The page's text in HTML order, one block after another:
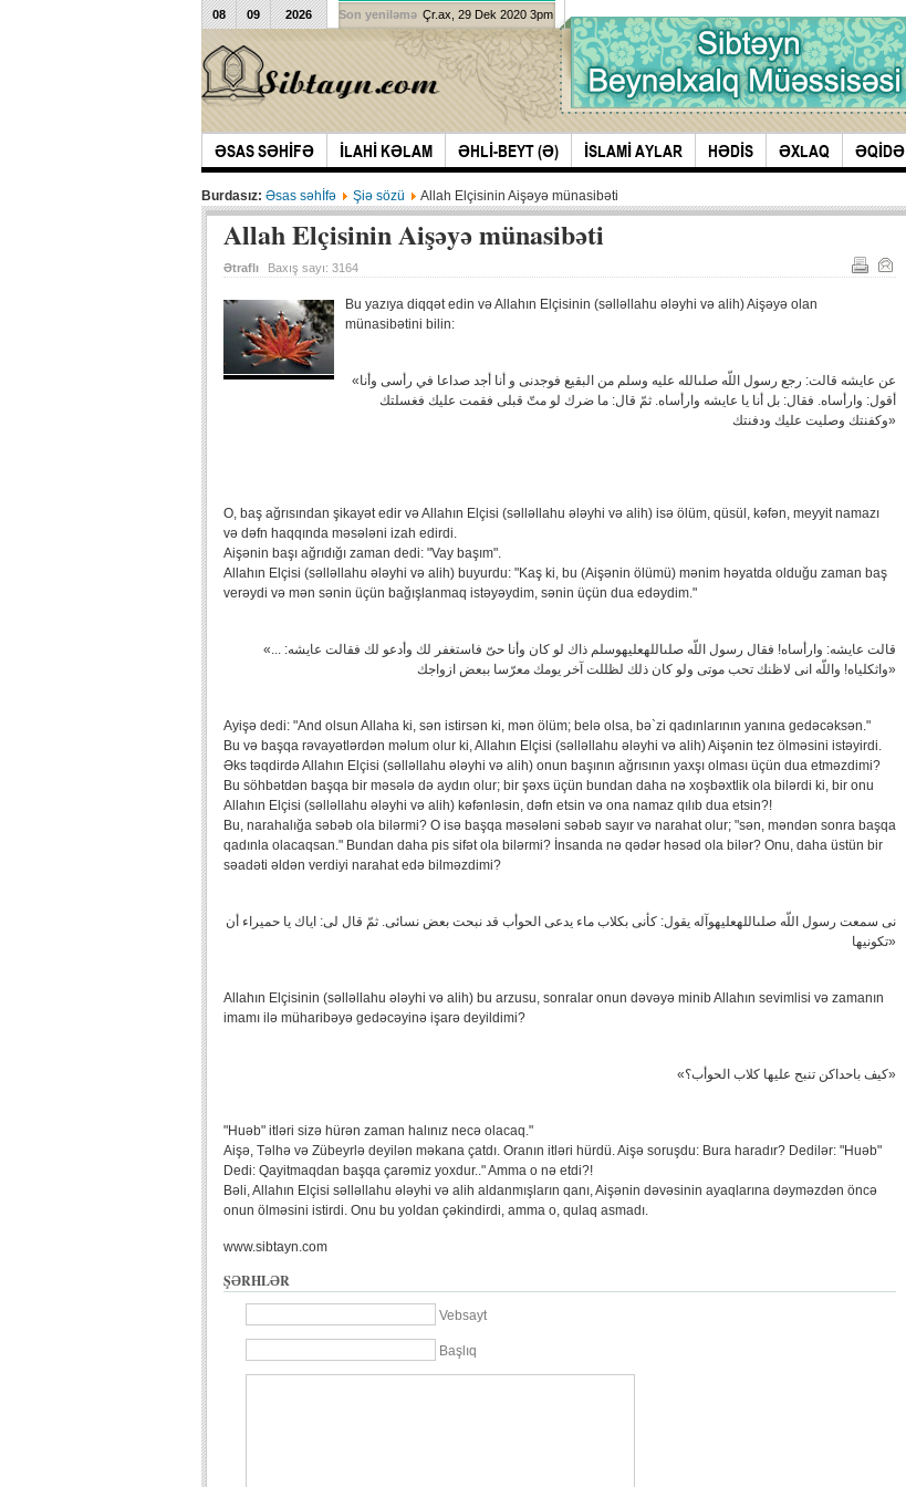
ƏSAS SƏHİFƏ İLAHİ KƏLAM ƏHLİ-BEYT (Ə) İSLAMİ AYLAR HƏDİS ƏXLAQ ƏQİDƏ
08 09 2026 Son yeniləmə Çr.ax, 29 Dek 2020 3pm
Burdasız: Əsas səhİfə Şiə sözü Allah Elçisinin Aişəyə münasibəti
Allah Elçisinin Aişəyə münasibəti
Ətraflı Baxış sayı: 3164
Bu yazıya diqqət edin və Allahın Elçisinin (səlləllahu ələyhi və alih) Aişəyə olan
münasibətini bilin:
«عن عايشه قالت: رجع رسول اللّه صلى‏الله‏ عليه‏ و‏سلم من البقيع فوجدنى و أنا أجد صداعا في رأسى وأنا
أقول: وارأساه. فقال: بل أنا يا عايشه وارأساه. ثمّ قال: ما ضرك لو متّ قبلى فقمت عليك فغسلتك
وكفنتك وصليت عليك ودفنتك»
O, baş ağrısından şikayət edir və Allahın Elçisi (səlləllahu ələyhi və alih) isə ölüm, qüsül, kəfən, meyyit namazı
və dəfn haqqında məsələni izah edirdi.
Aişənin başı ağrıdığı zaman dedi: "Vay başım".
Allahın Elçisi (səlləllahu ələyhi və alih) buyurdu: "Kaş ki, bu (Aişənin ölümü) mənim həyatda olduğu zaman baş
verəydi və mən sənin üçün bağışlanmaq istəyəydim, sənin üçün dua edəydim."
«... قالت عايشه: وارأساه! فقال رسول اللّه صلى‏الله‏عليه‏و‏سلم ذاك لو كان وأنا حىّ فاستغفر لك وأدعو لك فقالت عايشه:
واثكلياه! واللّه انى لاظنك تحب موتى ولو كان ذلك لظللت آخر يومك معرّسا ببعض ازواجك»
Ayişə dedi: "And olsun Allaha ki, sən istirsən ki, mən ölüm; belə olsa, bə`zi qadınlarının yanına gedəcəksən."
Bu və başqa rəvayətlərdən məlum olur ki, Allahın Elçisi (səlləllahu ələyhi və alih) Aişənin tez ölməsini istəyirdi.
Əks təqdirdə Allahın Elçisi (səlləllahu ələyhi və alih) onun başının ağrısının yaxşı olması üçün dua etməzdimi?
Bu söhbətdən başqa bir məsələ də aydın olur; bir şəxs üçün bundan daha nə xoşbəxtlik ola bilərdi ki, bir onu
Allahın Elçisi (səlləllahu ələyhi və alih) kəfənləsin, dəfn etsin və ona namaz qılıb dua etsin?!
Bu, narahalığa səbəb ola bilərmi? O isə başqa məsələni səbəb sayır və narahat olur; "sən, məndən sonra başqa
qadınla olacaqsan." Bundan daha pis sifət ola bilərmi? İnsanda nə qədər həsəd ola bilər? Onu, daha üstün bir
səadəti əldən verdiyi narahat edə bilməzdimi?
نى سمعت رسول اللّه صلى‏الله‏عليه‏و‏آله يقول: كأنى بكلاب ماء يدعى الحوأب قد نبحت بعض نسائى. ثمّ قال لى: اياك يا حميراء أن
تكونيها»
Allahın Elçisinin (səlləllahu ələyhi və alih) bu arzusu, sonralar onun dəvəyə minib Allahın sevimlisi və zamanın
imamı ilə müharibəyə gedəcəyinə işarə deyildimi?
«كيف باحداكن تنبح عليها كلاب الحوأب؟»
"Huəb" itləri sizə hürən zaman halınız necə olacaq."
Aişə, Təlhə və Zübeyrlə deyilən məkana çatdı. Oranın itləri hürdü. Aişə soruşdu: Bura haradır? Dedilər: "Huəb"
Dedi: Qayitmaqdan başqa çarəmiz yoxdur.." Amma o nə etdi?!
Bəli, Allahın Elçisi səlləllahu ələyhi və alih aldanmışların qanı, Aişənin dəvəsinin ayaqlarına dəyməzdən öncə
onun ölməsini istirdi. Onu bu yoldan çəkindirdi, amma o, qulaq asmadı.
www.sibtayn.com
ŞƏRHLƏR
Vebsayt
Başlıq